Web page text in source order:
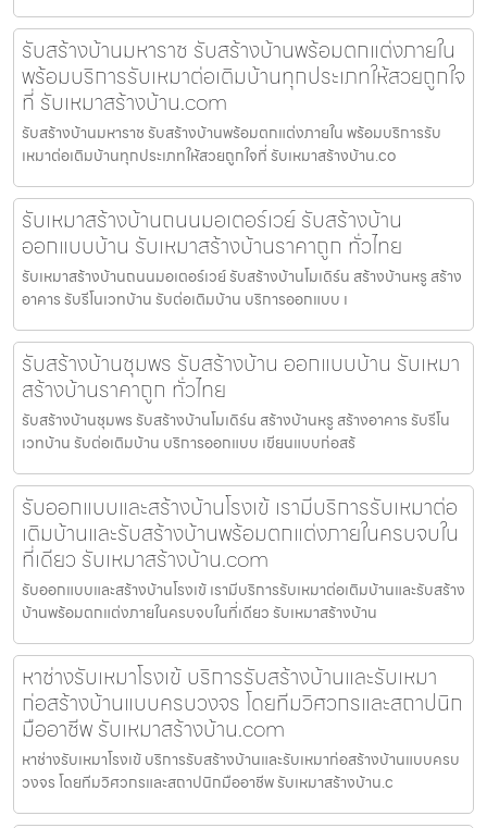
รับสร้างบ้านมหาราช รับสร้างบ้านพร้อมตกแต่งภายใน
พร้อมบริการรับเหมาต่อเติมบ้านทุกประเภทให้สวยถูกใจ
ที่ รับเหมาสร้างบ้าน.com
รับสร้างบ้านมหาราช รับสร้างบ้านพร้อมตกแต่งภายใน พร้อมบริการรับ
เหมาต่อเติมบ้านทุกประเภทให้สวยถูกใจที่ รับเหมาสร้างบ้าน.co
รับเหมาสร้างบ้านถนนมอเตอร์เวย์ รับสร้างบ้าน
ออกแบบบ้าน รับเหมาสร้างบ้านราคาถูก ทั่วไทย
รับเหมาสร้างบ้านถนนมอเตอร์เวย์ รับสร้างบ้านโมเดิร์น สร้างบ้านหรู สร้าง
อาคาร รับรีโนเวทบ้าน รับต่อเติมบ้าน บริการออกแบบ เ
รับสร้างบ้านชุมพร รับสร้างบ้าน ออกแบบบ้าน รับเหมา
สร้างบ้านราคาถูก ทั่วไทย
รับสร้างบ้านชุมพร รับสร้างบ้านโมเดิร์น สร้างบ้านหรู สร้างอาคาร รับรีโน
เวทบ้าน รับต่อเติมบ้าน บริการออกแบบ เขียนแบบก่อสร้
รับออกแบบและสร้างบ้านโรงเข้ เรามีบริการรับเหมาต่อ
เติมบ้านและรับสร้างบ้านพร้อมตกแต่งภายในครบจบใน
ที่เดียว รับเหมาสร้างบ้าน.com
รับออกแบบและสร้างบ้านโรงเข้ เรามีบริการรับเหมาต่อเติมบ้านและรับสร้าง
บ้านพร้อมตกแต่งภายในครบจบในที่เดียว รับเหมาสร้างบ้าน
หาช่างรับเหมาโรงเข้ บริการรับสร้างบ้านและรับเหมา
ก่อสร้างบ้านแบบครบวงจร โดยทีมวิศวกรและสถาปนิก
มืออาชีพ รับเหมาสร้างบ้าน.com
หาช่างรับเหมาโรงเข้ บริการรับสร้างบ้านและรับเหมาก่อสร้างบ้านแบบครบ
วงจร โดยทีมวิศวกรและสถาปนิกมืออาชีพ รับเหมาสร้างบ้าน.c